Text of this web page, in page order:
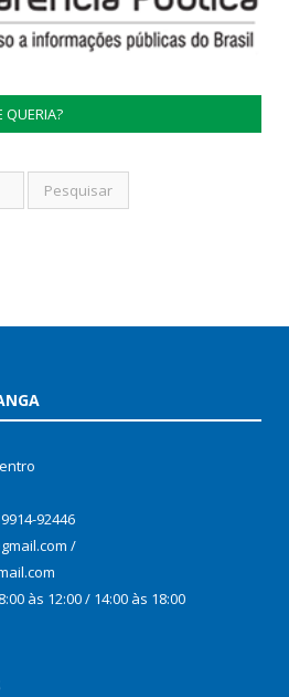
QUERIA?
92446
/
às 12:00 / 14:00 às 18:00